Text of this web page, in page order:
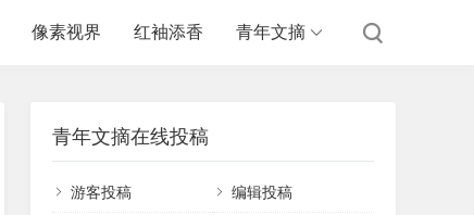
像素视界 红袖添香 青年文摘
青年文摘在线投稿
游客投稿 编辑投稿